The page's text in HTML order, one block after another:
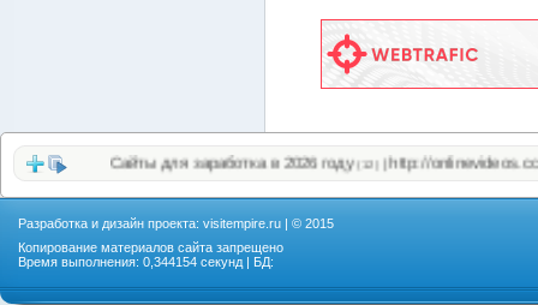
Сайты для заработка в 2026 году(12)|http://onlinevideos.cc/
Разработка и дизайн проекта: visitempire.ru | © 2015
Копирование материалов сайта запрещено
Время выполнения: 0,344154 секунд | БД: